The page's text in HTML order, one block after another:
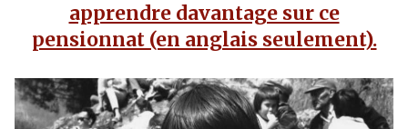
apprendre davantage sur ce
pensionnat (en anglais seulement).